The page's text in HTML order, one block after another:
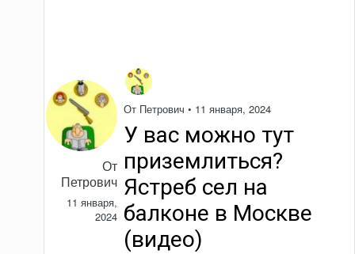
От
Петрович
11 января,
2024
От Петрович • 11 января, 2024
У вас можно тут
приземлиться?
Ястреб сел на
балконе в Москве
(видео)